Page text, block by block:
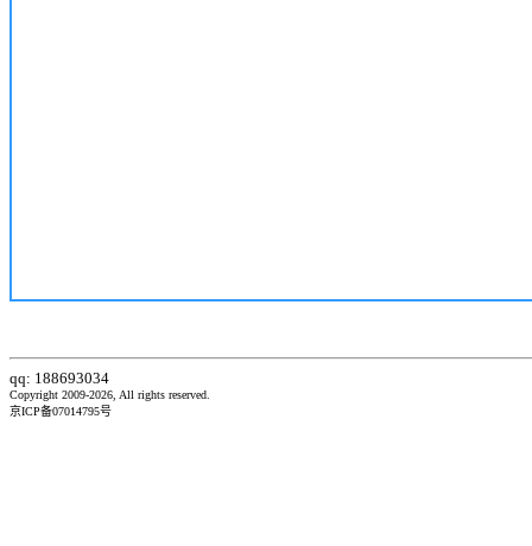
qq: 188693034
Copyright 2009-2026, All rights reserved.
京ICP备07014795号